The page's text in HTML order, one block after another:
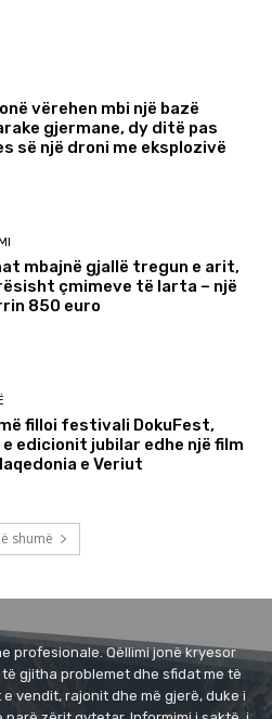
vërehen mbi një bazë
gjermane, dy ditë pas
së një droni me eksplozivë
mbajnë gjallë tregun e arit,
çmimeve të larta – një
850 euro
filloi festivali DokuFest,
e edicionit jubilar edhe një film
e Veriut
shumë
profesionale. Qëllimi jonë kryesor
gjitha problemet dhe sfidat me të
vendit, rajonit dhe më gjerë, duke i